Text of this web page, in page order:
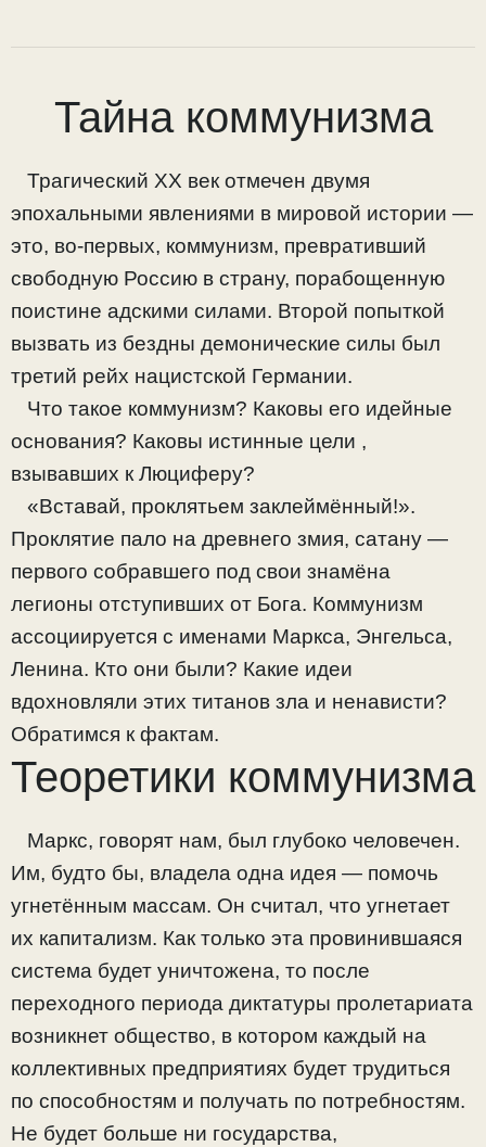
Тайна коммунизма
Трагический ХХ век отмечен двумя
эпохальными явлениями в мировой истории —
это, во-первых, коммунизм, превративший
свободную Россию в страну, порабощенную
поистине адскими силами. Второй попыткой
вызвать из бездны демонические силы был
третий рейх нацистской Германии.
Что такое коммунизм? Каковы его идейные
основания? Каковы истинные цели ,
взывавших к Люциферу?
«Вставай, проклятьем заклеймённый!».
Проклятие пало на древнего змия, сатану —
первого собравшего под свои знамёна
легионы отступивших от Бога. Коммунизм
ассоциируется с именами Маркса, Энгельса,
Ленина. Кто они были? Какие идеи
вдохновляли этих титанов зла и ненависти?
Обратимся к фактам.
Теоретики коммунизма
Маркс, говорят нам, был глубоко человечен.
Им, будто бы, владела одна идея — помочь
угнетённым массам. Он считал, что угнетает
их капитализм. Как только эта провинившаяся
система будет уничтожена, то после
переходного периода диктатуры пролетариата
возникнет общество, в котором каждый на
коллективных предприятиях будет трудиться
по способностям и получать по потребностям.
Не будет больше ни государства,